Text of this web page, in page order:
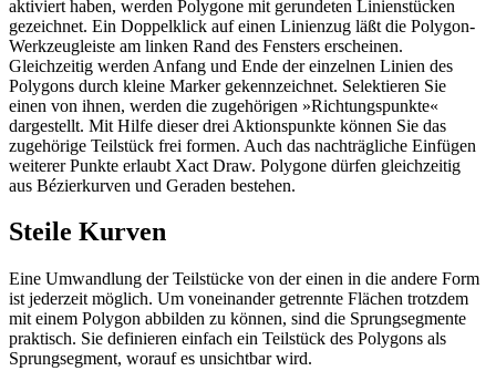
aktiviert haben, werden Polygone mit gerundeten Linienstücken
gezeichnet. Ein Doppelklick auf einen Linienzug läßt die Polygon-
Werkzeugleiste am linken Rand des Fensters erscheinen.
Gleichzeitig werden Anfang und Ende der einzelnen Linien des
Polygons durch kleine Marker gekennzeichnet. Selektieren Sie
einen von ihnen, werden die zugehörigen »Richtungspunkte«
dargestellt. Mit Hilfe dieser drei Aktionspunkte können Sie das
zugehörige Teilstück frei formen. Auch das nachträgliche Einfügen
weiterer Punkte erlaubt Xact Draw. Polygone dürfen gleichzeitig
aus Bézierkurven und Geraden bestehen.
Steile Kurven
Eine Umwandlung der Teilstücke von der einen in die andere Form
ist jederzeit möglich. Um voneinander getrennte Flächen trotzdem
mit einem Polygon abbilden zu können, sind die Sprungsegmente
praktisch. Sie definieren einfach ein Teilstück des Polygons als
Sprungsegment, worauf es unsichtbar wird.